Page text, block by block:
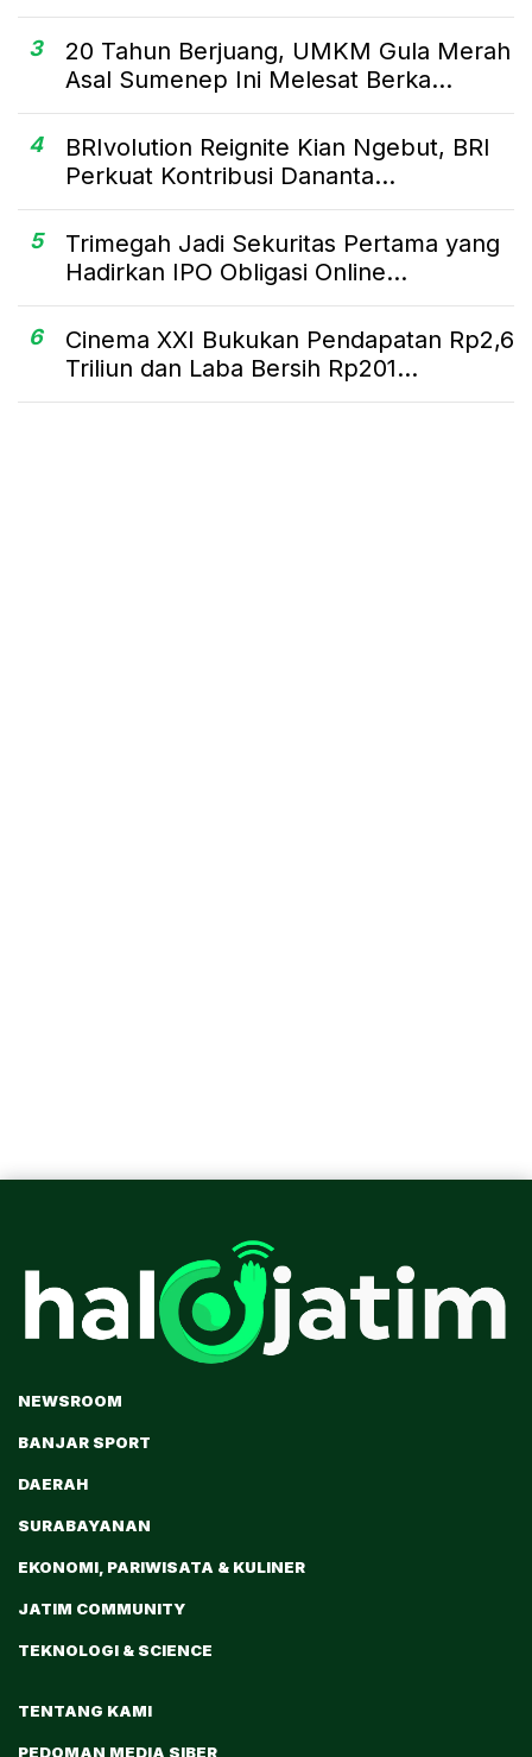
3
20 Tahun Berjuang, UMKM Gula Merah
Asal Sumenep Ini Melesat Berka...
4
BRIvolution Reignite Kian Ngebut, BRI
Perkuat Kontribusi Dananta...
5
Trimegah Jadi Sekuritas Pertama yang
Hadirkan IPO Obligasi Online...
6
Cinema XXI Bukukan Pendapatan Rp2,6
Triliun dan Laba Bersih Rp201...
NEWSROOM
BANJAR SPORT
DAERAH
SURABAYANAN
EKONOMI, PARIWISATA & KULINER
JATIM COMMUNITY
TEKNOLOGI & SCIENCE
TENTANG KAMI
PEDOMAN MEDIA SIBER